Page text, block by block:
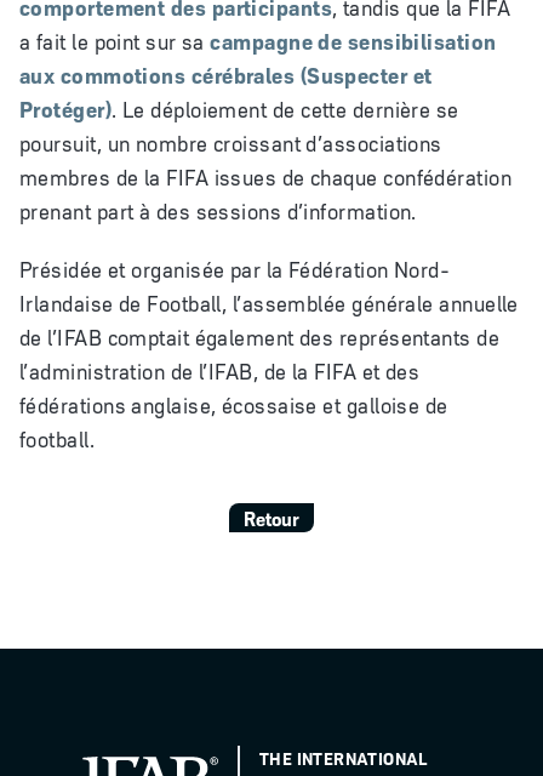
a fait le point sur sacampagne de sensibilisation
aux commotions cérébrales (Suspecter et
Protéger). Le déploiement de cette dernière se
poursuit, un nombre croissant d’associations
membres de la FIFA issues de chaque confédération
prenant part à des sessions d’information.
Présidée et organisée par la Fédération Nord-
Irlandaise de Football, l’assemblée générale annuelle
de l’IFAB comptait également des représentants de
l’administration de l’IFAB, de la FIFA et des
fédérations anglaise, écossaise et galloise de
football.
Retour
THE INTERNATIONAL